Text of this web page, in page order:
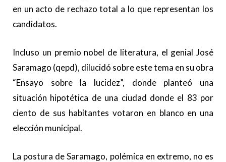
en un acto de rechazo total a lo que representan los
candidatos.
Incluso un premio nobel de literatura, el genial José
Saramago (qepd), dilucidó sobre este tema en su obra
“Ensayo sobre la lucidez”, donde planteó una
situación hipotética de una ciudad donde el 83 por
ciento de sus habitantes votaron en blanco en una
elección municipal.
La postura de Saramago, polémica en extremo, no es